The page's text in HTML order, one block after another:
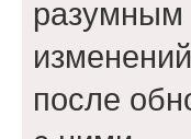
разумным
после